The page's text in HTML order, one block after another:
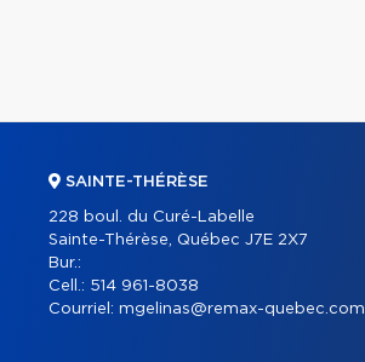
SAINTE-THÉRÈSE
228 boul. du Curé-Labelle
Sainte-Thérèse, Québec J7E 2X7
Bur.:
Cell.: 514 961-8038
Courriel: mgelinas@remax-quebec.com